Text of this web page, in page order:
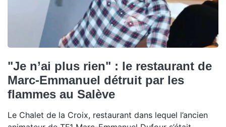
"Je n’ai plus rien" : le restaurant de
Marc-Emmanuel détruit par les
flammes au Salève
Le Chalet de la Croix, restaurant dans lequel l’ancien